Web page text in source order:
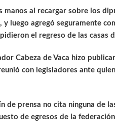
manos al recargar sobre los
y luego agregó seguramente
el regreso de las casas
Cabeza de Vaca hizo
con legisladores ante
de prensa no cita ninguna de
de egresos de la